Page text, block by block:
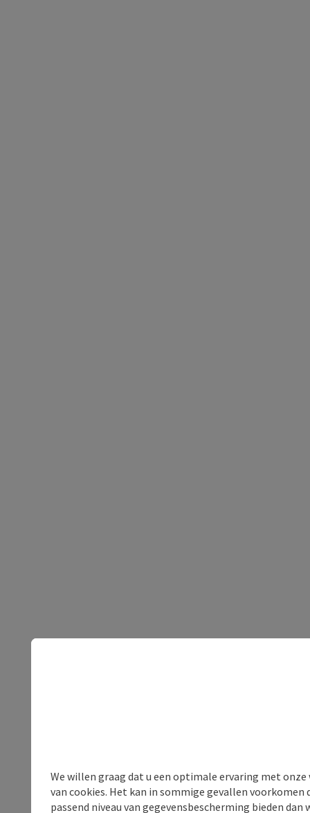
We willen graag dat u een optimale ervaring met
van cookies. Het kan in sommige gevallen voorkomen
passend niveau van gegevensbescherming bieden